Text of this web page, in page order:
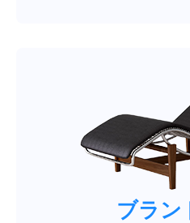
ブラン